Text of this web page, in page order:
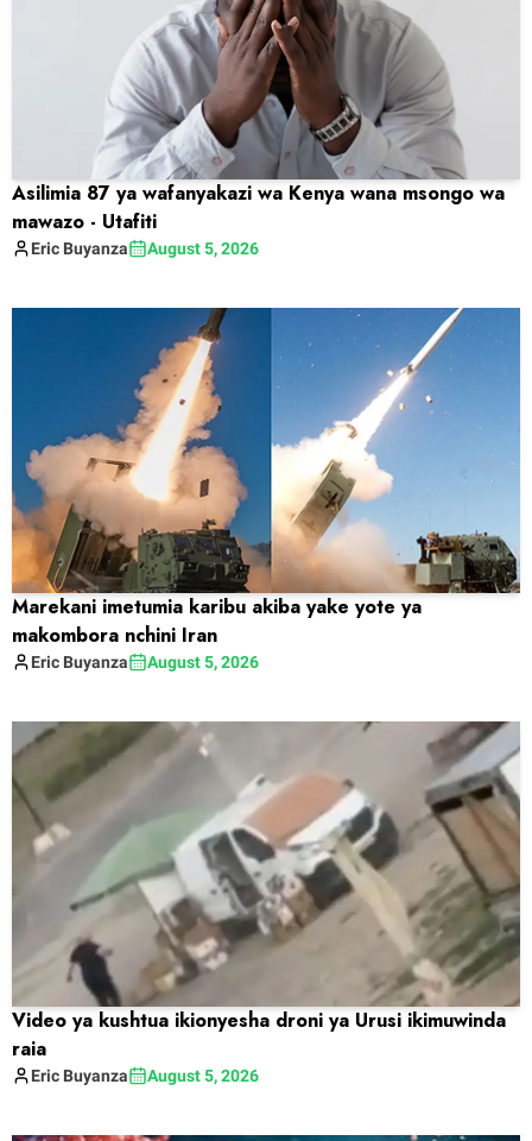
Asilimia 87 ya wafanyakazi wa Kenya wana msongo wa
mawazo - Utafiti
Eric Buyanza August 5, 2026
Marekani imetumia karibu akiba yake yote ya
makombora nchini Iran
Eric Buyanza August 5, 2026
Video ya kushtua ikionyesha droni ya Urusi ikimuwinda
raia
Eric Buyanza August 5, 2026